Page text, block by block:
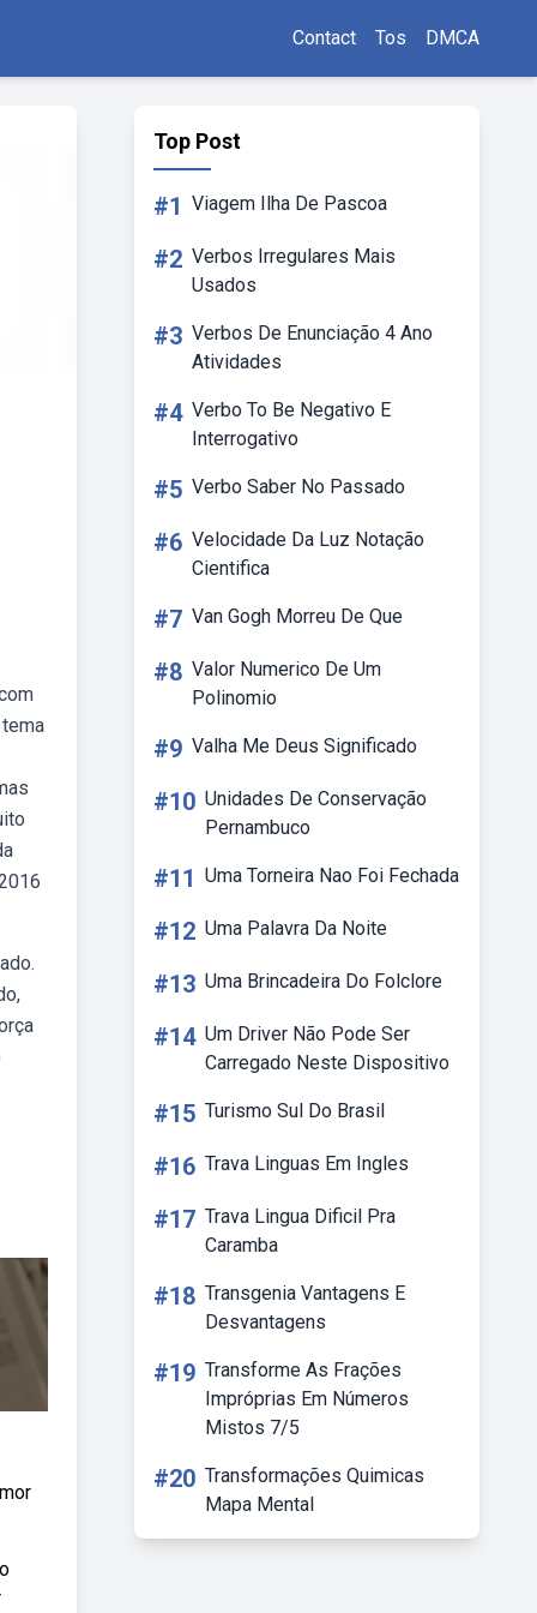
Contact Tos DMCA
Top Post
#1 Viagem Ilha De Pascoa
#2 Verbos Irregulares Mais
Usados
#3 Verbos De Enunciação 4 Ano
Atividades
#4 Verbo To Be Negativo E
Interrogativo
#5 Verbo Saber No Passado
#6 Velocidade Da Luz Notação
Cientifica
#7 Van Gogh Morreu De Que
#8 Valor Numerico De Um
Polinomio
#9 Valha Me Deus Significado
#10 Unidades De Conservação
Pernambuco
#11 Uma Torneira Nao Foi Fechada
#12 Uma Palavra Da Noite
#13 Uma Brincadeira Do Folclore
#14 Um Driver Não Pode Ser
Carregado Neste Dispositivo
#15 Turismo Sul Do Brasil
#16 Trava Linguas Em Ingles
#17 Trava Lingua Dificil Pra
Caramba
#18 Transgenia Vantagens E
Desvantagens
#19 Transforme As Frações
Impróprias Em Números
Mistos 7/5
#20 Transformações Quimicas
Mapa Mental